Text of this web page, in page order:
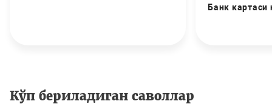
Банк картаси
Кўп бериладиган саволлар